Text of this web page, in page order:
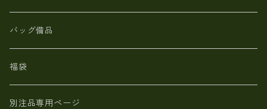
【日本製】メンズ 財布 アザラシ革(シールスキン)
バッグ備品
福袋
別注品専用ページ